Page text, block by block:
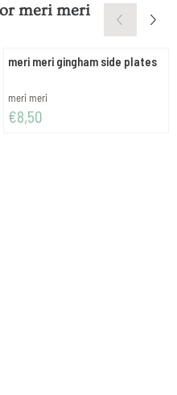
meri meri
meri meri gingham side plates
Merk:
meri meri
Prijs: 8,50
€8,50